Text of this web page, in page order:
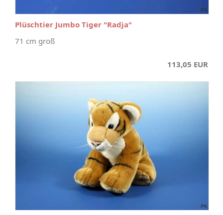
Plüschtier Jumbo Tiger "Radja"
71 cm groß
113,05 EUR